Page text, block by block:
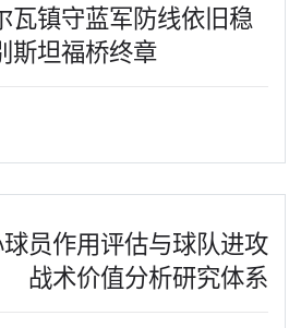
瓦镇守蓝军防线依旧稳
斯坦福桥终章
员作用评估与球队进攻
战术价值分析研究体系